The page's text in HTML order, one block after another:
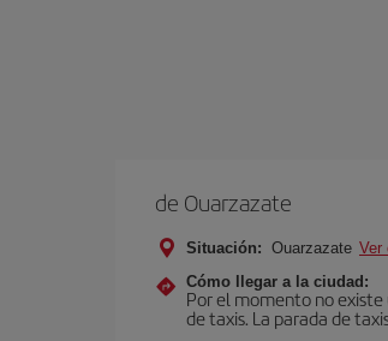
de Ouarzazate
Situación: Ouarzazate Ver
Cómo llegar a la ciudad:
Por el momento no
de taxis. La parada de